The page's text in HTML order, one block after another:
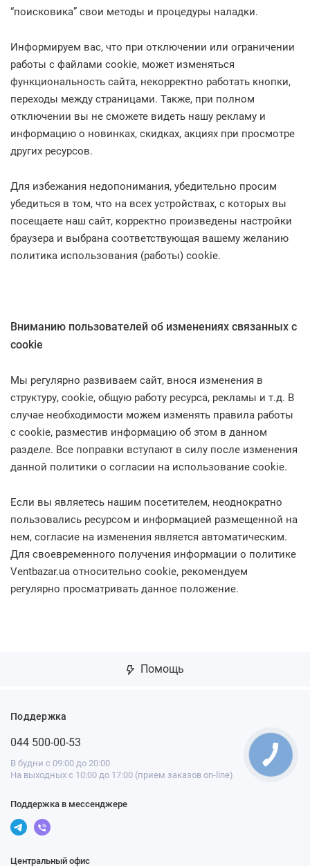
“поисковика” свои методы и процедуры наладки.
Информируем вас, что при отключении или ограничении
работы с файлами cookie, может изменяться
функциональность сайта, некорректно работать кнопки,
переходы между страницами. Также, при полном
отключении вы не сможете видеть нашу рекламу и
информацию о новинках, скидках, акциях при просмотре
других ресурсов.
Для избежания недопонимания, убедительно просим
убедиться в том, что на всех устройствах, с которых вы
посещаете наш сайт, корректно произведены настройки
браузера и выбрана соответствующая вашему желанию
политика использования (работы) cookie.
Вниманию пользователей об изменениях связанных с
cookie
Мы регулярно развиваем сайт, внося изменения в
структуру, cookie, общую работу ресурса, рекламы и т.д. В
случае необходимости можем изменять правила работы
с cookie, разместив информацию об этом в данном
разделе. Все поправки вступают в силу после изменения
данной политики о согласии на использование cookie.
Если вы являетесь нашим посетителем, неоднократно
пользовались ресурсом и информацией размещенной на
нем, согласие на изменения является автоматическим.
Для своевременного получения информации о политике
Ventbazar.ua относительно cookie, рекомендуем
регулярно просматривать данное положение.
Помощь
Поддержка
044 500-00-53
В будни с 09:00 до 20:00
На выходных с 10:00 до 17:00 (прием заказов on-line)
Поддержка в мессенджере
Центральный офис